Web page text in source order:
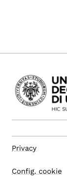
Privacy
Config. cookie